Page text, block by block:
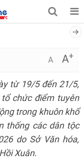
A A+
từ 19/5 đến 21/5,
chức điểm tuyên
trong khuôn khổ
thống các dân tộc
do Sở Văn hóa,
Xuân.